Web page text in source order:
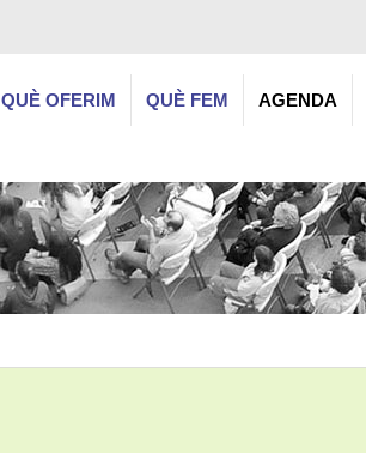
QUÈ OFERIM QUÈ FEM AGENDA